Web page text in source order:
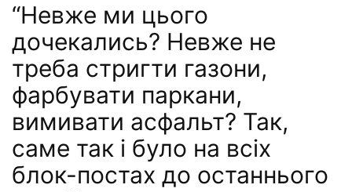
“Невже ми цього
дочекались? Невже не
треба стригти газони,
фарбувати паркани,
вимивати асфальт? Так,
саме так і було на всіх
блок-постах до останнього